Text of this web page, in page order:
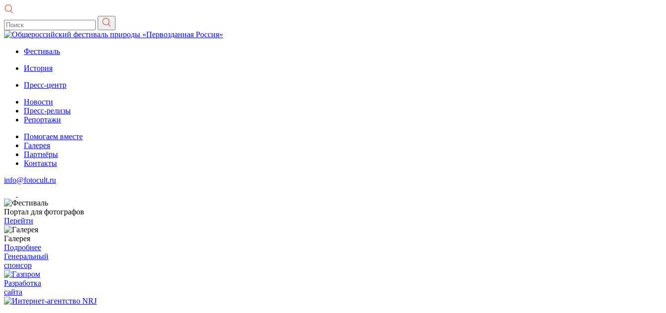
Фестиваль
История
Пресс-центр
Новости
Пресс-релизы
Репортажи
Помогаем вместе
Галерея
Партнёры
Контакты
info@fotocult.ru
Портал для фотографов
Перейти
Галерея
Подробнее
Генеральный
спонсор
Разработка
сайта